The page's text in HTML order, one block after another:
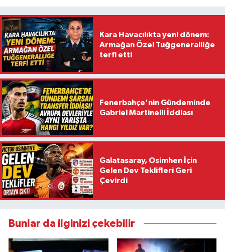
Kara Havacılıkta yeni dönem:
Armağan Özel Tuğgeneralliğe
terfi etti
Fenerbahçe'nin Gündeminde
Gabriel Martinelli İddiası
Galatasaray, Osimhen İçin
Gelen Dev Teklifleri Geri
Çevirdi
Bunlar da ilginizi çekebilir